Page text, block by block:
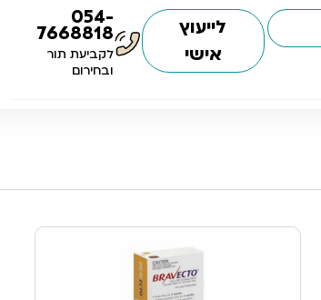
054-
7668818
לקביעת תור
ובחירום
לייעוץ
אישי